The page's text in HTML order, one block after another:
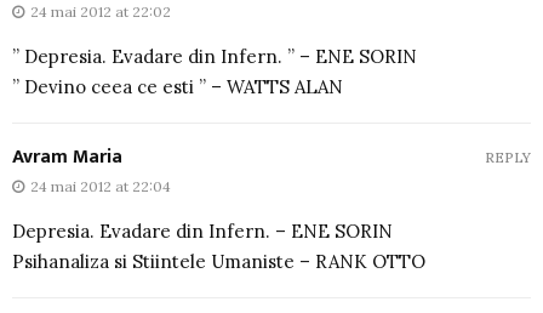
24 mai 2012 at 22:02
” Depresia. Evadare din Infern. ” – ENE SORIN
” Devino ceea ce esti ” – WATTS ALAN
Avram Maria
24 mai 2012 at 22:04
Depresia. Evadare din Infern. – ENE SORIN
Psihanaliza si Stiintele Umaniste – RANK OTTO
REPLY